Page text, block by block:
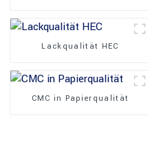
Lackqualität HEC
CMC in Papierqualität